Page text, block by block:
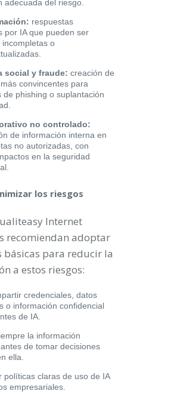
adecuada del riesgo.
respuestas
por IA que pueden ser
incompletas o
social y fraude: creación de
convincentes para
de phishing o suplantación
no controlado:
de información interna en
no autorizadas, con
en la seguridad
los riesgos
Internet
recomiendan adoptar
básicas para reducir la
a estos riesgos:
credenciales, datos
o información confidencial
de IA.
la información
de tomar decisiones
ella.
políticas claras de uso de IA
empresariales.